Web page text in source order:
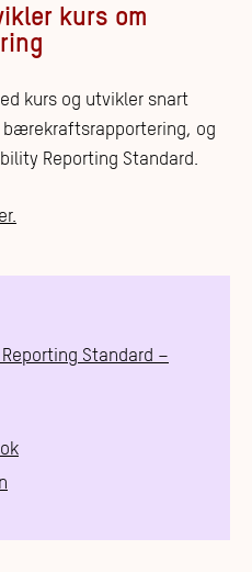
kurs om
kurs og utvikler snart
og
Reporting Standard.
Standard –